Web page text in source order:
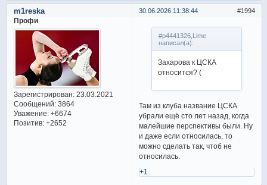
1994
30.06.2026 11:38:44
m1reska
Профи
Зарегистрирован: 23.03.2021
Сообщений:3864
Уважение: +6674
Позитив: +2652
#p4441326,Lime
написал(а):
Захарова к ЦСКА
относится? (
Там из клуба название ЦСКА
убрали ещё сто лет назад, когда
малейшие перспективы были. Ну
и даже если относилась, то
можно сделать так, чтоб не
относилась.
+1